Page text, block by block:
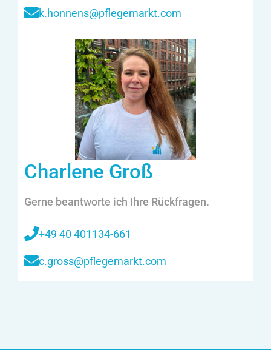
k.honnens@pflegemarkt.com
Charlene Groß
Gerne beantworte ich Ihre Rückfragen.
+49 40 401134-661
c.gross@pflegemarkt.com